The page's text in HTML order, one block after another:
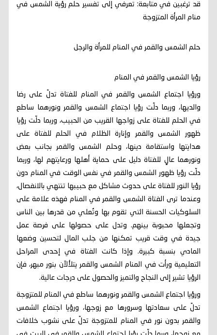
قد ترغبين في متابعة: تعرفي إلى تفسير حلم رؤية الشمس في
منام المرأة المتزوجة
حلم الشمس والقمر في المنام للمرأة والرجل
رؤيا الشمس والقمر في المنام
ورؤيا اجتماع الشمس والقمر في المنام للفتاة تدلّ على رضا
والديها، وربما دلّت رؤيا اجتماع الشمس والقمر ونورهما ساطع
في الحلم للفتاة على زواجها القريب من الحبيب، وربما دلّت رؤيا
ظهور الشمس والقمر وإنارة الظلام في الحلم للفتاة على
هدايتها واستقامة دينها، وحلم الشمس والقمر بجانب بعض
ونورهما عالٍ للفتاة دليل على حماية أهلها ورعايتهم لها، وربما
دلّت رؤيا ظهور الشمس والقمر في نفس الوقت في المنام دون
رؤيا النور للفتاة على حدوث مشاكل مع حبيبها تنتهي بالانفصال،
وعندما ترى الفتاة الشمس والقمر في المنام فهذه علامة على
السلوكيات الحسنة التي تقوم بها وتُعلي من قدرها بين الناس
وتجعلها محبوبة بينهم. وتدل على حصولها على فرصة عمل
جيدة في وقت قريب تمكنها من جلب المال لتحسين وضعها
المادي بنسبة كبيرة. وإذا كانت الفتاة في إحدى المراحل
التعليمية ورأت في المنام الشمس والقمر يتلألآن بنور مبهر، فإن
الرؤيا تشير إلى النجاح والتميز والحصول على درجات عالية.
ورؤيا اجتماع الشمس والقمر ونورهما ساطع في المنام للمتزوجة
تدلّ على سعادتها وسرورها مع زوجها، ورؤيا اجتماع الشمس
والقمر بدون نور في المنام للمتزوجة تدلّ على نشوب خلافات